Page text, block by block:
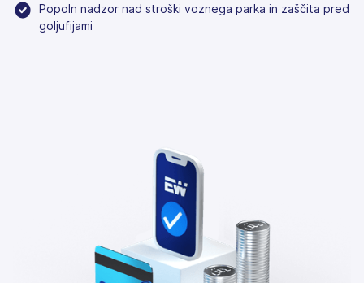
Popoln nadzor nad stroški voznega parka in zaščita pred
goljufijami